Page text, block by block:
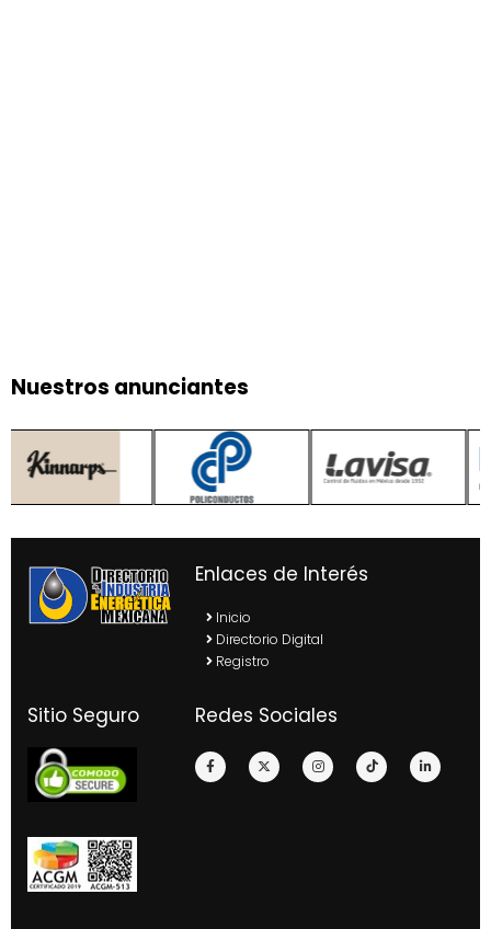
Nuestros anunciantes
Enlaces de Interés
Inicio
Directorio Digital
Registro
Sitio Seguro Redes Sociales